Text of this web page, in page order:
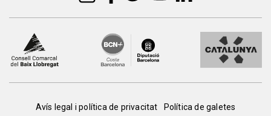
Avís legal i política de privacitat Política de galetes